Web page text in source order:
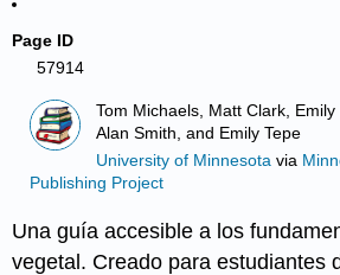
Page ID
57914
Tom Michaels, Matt Clark,
Alan Smith, and Emily Tepe
University of Minnesota via
Publishing Project
Una guía accesible a los
vegetal. Creado para estudiantes